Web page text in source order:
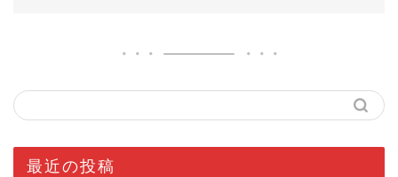
最近の投稿